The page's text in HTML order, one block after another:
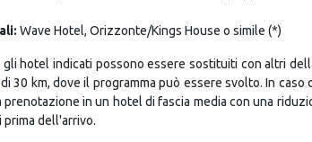
di avere un tour pre/post
Mediterraneo Palace/Panorama o simile (*)
Astoria, Palazzo San Paolo o simile (*) oppure
Wave Hotel, Orizzonte/Kings House o simile (*)